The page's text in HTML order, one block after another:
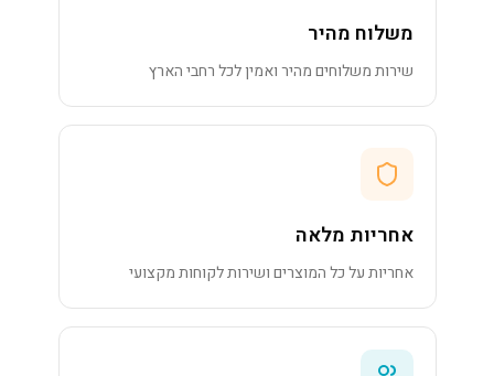
משלוח מהיר
שירות משלוחים מהיר ואמין לכל רחבי הארץ
אחריות מלאה
אחריות על כל המוצרים ושירות לקוחות מקצועי